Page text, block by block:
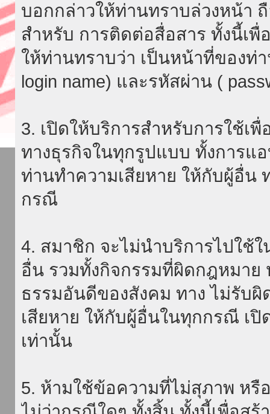
บอกกล่าวให้ท่านทราบล่วงหน้า
สำหรับ การติดต่อสื่อสาร ทั้งนี้เพื่
ให้ท่านทราบว่า เป็นหน้าที่ของท่
login name) และรหัสผ่าน (
3. เปิดให้บริการสำหรับการใช้เ
ทางธุรกิจในทุกรูปแบบ ทั้งการแ
ท่านทำความเสียหาย ให้กับผู้อื่น
กรณี
4. สมาชิก จะไม่นำบริการไปใช้
อื่น รวมทั้งกิจกรรมที่ผิดกฎหมาย
ธรรมอันดีของสังคม ทาง ไม่รับ
เสียหาย ให้กับผู้อื่นในทุกกรณี เปิ
เท่านั้น
5. ห้ามใช้ข้อความที่ไม่สุภาพ หรื